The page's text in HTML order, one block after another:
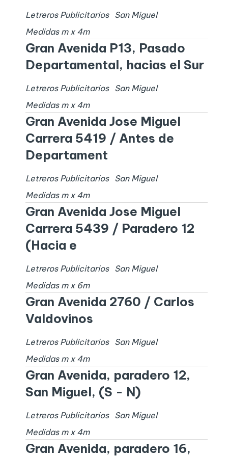
Letreros Publicitarios
San Miguel
Medidas m x 4m
Gran Avenida P13, Pasado
Departamental, hacias el Sur
Letreros Publicitarios
San Miguel
Medidas m x 4m
Gran Avenida Jose Miguel
Carrera 5419 / Antes de
Departament
Letreros Publicitarios
San Miguel
Medidas m x 4m
Gran Avenida Jose Miguel
Carrera 5439 / Paradero 12
(Hacia e
Letreros Publicitarios
San Miguel
Medidas m x 6m
Gran Avenida 2760 / Carlos
Valdovinos
Letreros Publicitarios
San Miguel
Medidas m x 4m
Gran Avenida, paradero 12,
San Miguel, (S - N)
Letreros Publicitarios
San Miguel
Medidas m x 4m
Gran Avenida, paradero 16,